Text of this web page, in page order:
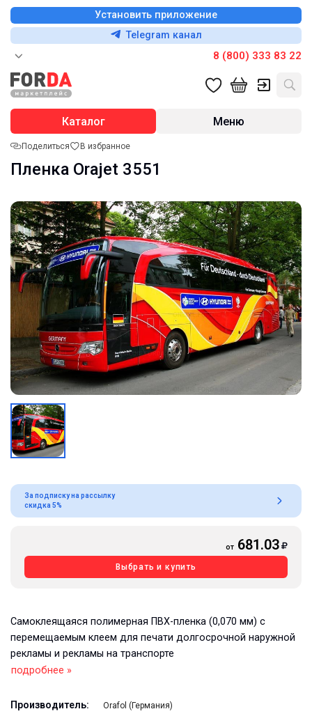
Установить приложение
Telegram канал
8 (800) 333 83 22
Каталог Меню
Поделиться В избранное
Пленка Orajet 3551
За подписку на рассылку
скидка 5%
от 681.03
Выбрать и купить
Самоклеящаяся полимерная ПВХ-пленка (0,070 мм) с
перемещаемым клеем для печати долгосрочной наружной
рекламы и рекламы на транспорте
подробнее »
Производитель: Orafol (Германия)